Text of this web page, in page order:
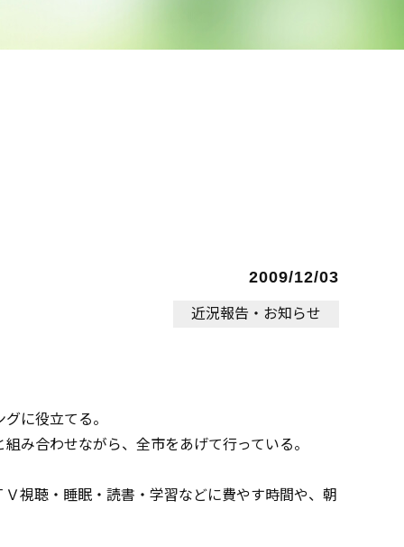
2009/12/03
近況報告・お知らせ
に役立てる。
み合わせながら、全市をあげて行っている。
視聴・睡眠・読書・学習などに費やす時間や、朝